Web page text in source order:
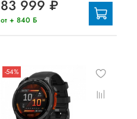
83 999 ₽
от + 840 Б
-54%